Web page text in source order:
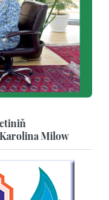
Milow